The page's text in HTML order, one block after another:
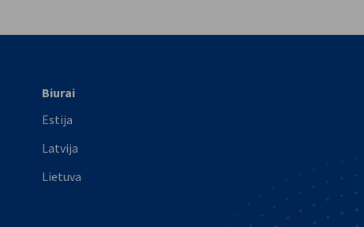
Biurai
Estija
Latvija
Lietuva